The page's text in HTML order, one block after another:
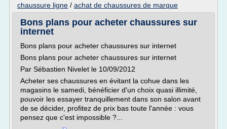
chaussure ligne / achat de chaussures de marque
Bons plans pour acheter chaussures sur
internet
Bons plans pour acheter chaussures sur internet
Bons plans pour acheter chaussures sur internet
Par Sébastien Nivelet le 10/09/2012
Acheter ses chaussures en évitant la cohue dans les
magasins le samedi, bénéficier d'un choix quasi illimité,
pouvoir les essayer tranquillement dans son salon avant
de se décider, profitez de prix bas toute l'année : vous
pensez que c'est impossible ?...